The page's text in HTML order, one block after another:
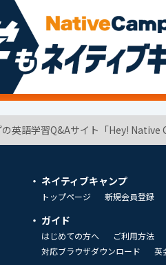
英語学習Q&Aサイト「Hey! Native
ネイティブキャンプ
トップページ 新規会員登録
ガイド
はじめての方へ ご利用方法
対応ブラウザダウンロード
英